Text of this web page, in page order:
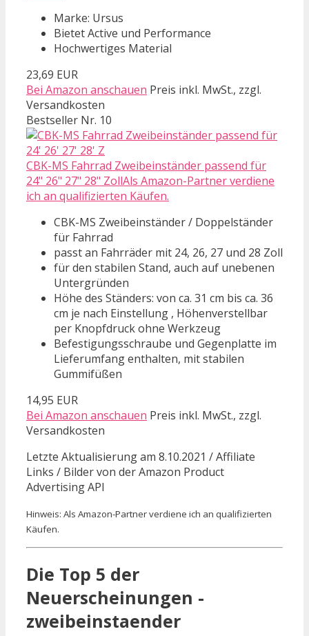
Marke: Ursus
Bietet Active und Performance
Hochwertiges Material
23,69 EUR
Bei Amazon anschauen Preis inkl. MwSt., zzgl.
Versandkosten
Bestseller Nr. 10
CBK-MS Fahrrad Zweibeinständer passend für
24" 26" 27" 28" ZollAls Amazon-Partner verdiene
ich an qualifizierten Käufen.
CBK-MS Zweibeinständer / Doppelständer
für Fahrrad
passt an Fahrräder mit 24, 26, 27 und 28 Zoll
für den stabilen Stand, auch auf unebenen
Untergründen
Höhe des Ständers: von ca. 31 cm bis ca. 36
cm je nach Einstellung , Höhenverstellbar
per Knopfdruck ohne Werkzeug
Befestigungsschraube und Gegenplatte im
Lieferumfang enthalten, mit stabilen
Gummifüßen
14,95 EUR
Bei Amazon anschauen Preis inkl. MwSt., zzgl.
Versandkosten
Letzte Aktualisierung am 8.10.2021 / Affiliate
Links / Bilder von der Amazon Product
Advertising API
Hinweis: Als Amazon-Partner verdiene ich an qualifizierten
Käufen.
Die Top 5 der
Neuerscheinungen -
zweibeinstaender